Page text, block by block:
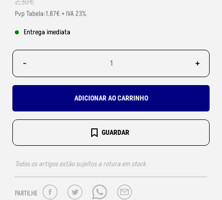
Pvp Tabela:1.87€ + IVA 23%
Entrega imediata
- +
ADICIONAR AO CARRINHO
GUARDAR
Todos os artigos estão sujeitos a rotura em stock.
PARTILHE